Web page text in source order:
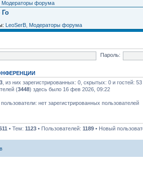
Модераторы форума
Го
LeoSerB Модераторы форума
Пароль:
, из них зарегистрированных: 0, скрытых: 0 и гостей:
(3448) здесь было 16 фев 2026, 09:22
нет зарегистрированных пользователей
• Тем: 1123 • Пользователей: 1189 • Новый